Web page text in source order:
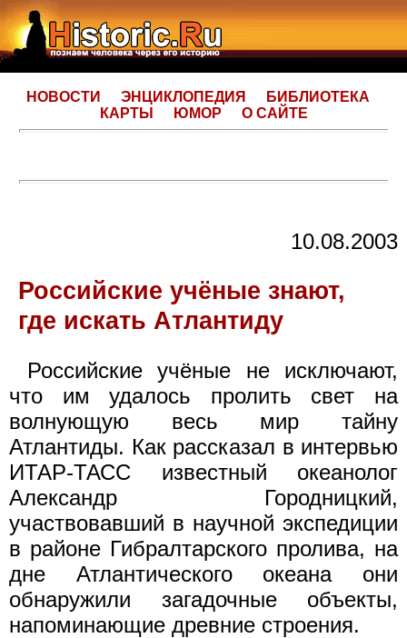
НОВОСТИ ЭНЦИКЛОПЕДИЯ
БИБЛИОТЕКА
КАРТЫ
ЮМОР О САЙТЕ
10.08.2003
Российские учёные знают,
где искать Атлантиду
Российские учёные не исключают,
что им удалось пролить свет на
волнующую весь мир тайну
Атлантиды. Как рассказал в интервью
ИТАР-ТАСС известный океанолог
Александр Городницкий,
участвовавший в научной экспедиции
в районе Гибралтарского пролива, на
дне Атлантического океана они
обнаружили загадочные объекты,
напоминающие древние строения.